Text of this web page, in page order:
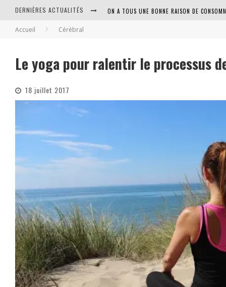
DERNIÈRES ACTUALITÉS ON A TOUS UNE BONNE RAISON DE
Accueil Cérébral
Le yoga pour ralentir le processus
18 juillet 2017